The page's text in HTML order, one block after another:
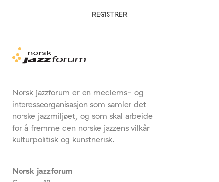
Norsk jazzforum er en medlems- og
interesseorganisasjon som samler det
norske jazzmiljøet, og som skal arbeide
for å fremme den norske jazzens vilkår
kulturpolitisk og kunstnerisk.
Norsk jazzforum